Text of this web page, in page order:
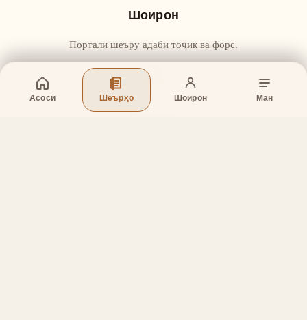
Асосӣ Шеърҳо Шоирон Ман
Шоирон
Портали шеъру адаби тоҷик ва форс.